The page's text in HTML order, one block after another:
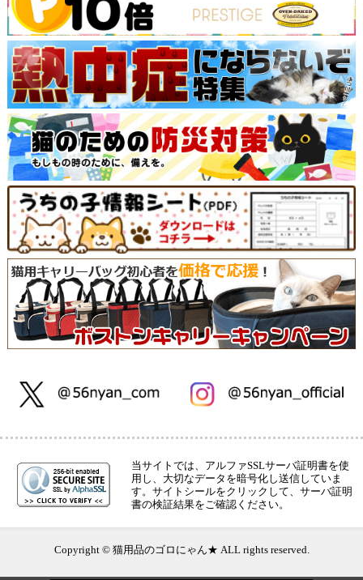
当サイトでは、アルファSSLサーバ証明書を使
用し、大切なデータを暗号化し送信していま
す。サイトシールをクリックして、サーバ証明
書の検証結果をご確認ください。
Copyright © 猫用品のゴロにゃん★ ALL rights reserved.